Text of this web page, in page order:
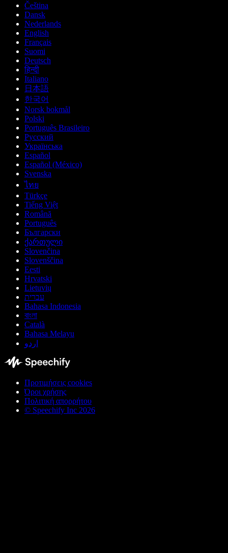
Čeština
Dansk
Nederlands
English
Français
Suomi
Deutsch
हिन्दी
Italiano
日本語
한국어
Norsk bokmål
Polski
Português Brasileiro
Русский
Українська
Español
Español (México)
Svenska
ไทย
Türkçe
Tiếng Việt
Română
Português
Български
ქართული
Slovenčina
Slovenščina
Eesti
Hrvatski
Lietuvių
עברית
Bahasa Indonesia
বাংলা
Català
Bahasa Melayu
اردو
Προτιμήσεις cookies
Όροι χρήσης
Πολιτική απορρήτου
© Speechify Inc 2026